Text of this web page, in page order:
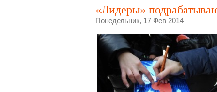
«Лидеры»
Понедельник, 17 Фев 2014